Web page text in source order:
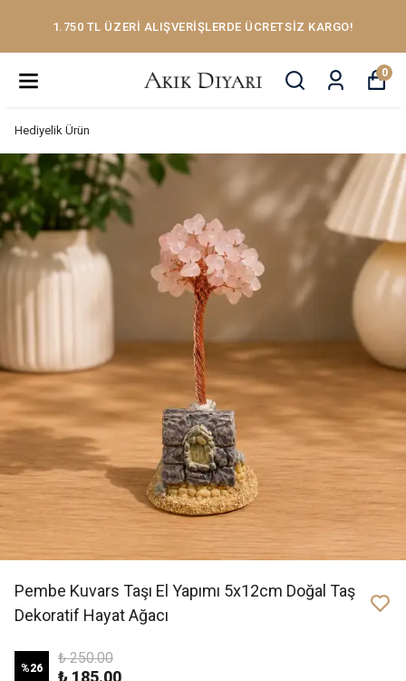
1.750 TL ÜZERİ ALIŞVERİŞLERDE ÜCRETSİZ KARGO!
0
Hediyelik Ürün
Pembe Kuvars Taşı El Yapımı 5x12cm Doğal Taş
Dekoratif Hayat Ağacı
%26
₺ 250.00
₺ 185.00